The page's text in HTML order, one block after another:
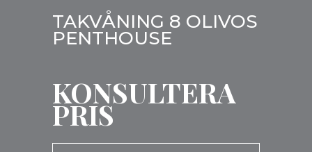
TAKVÅNING 8 OLIVOS
PENTHOUSE
KONSULTERA
PRIS